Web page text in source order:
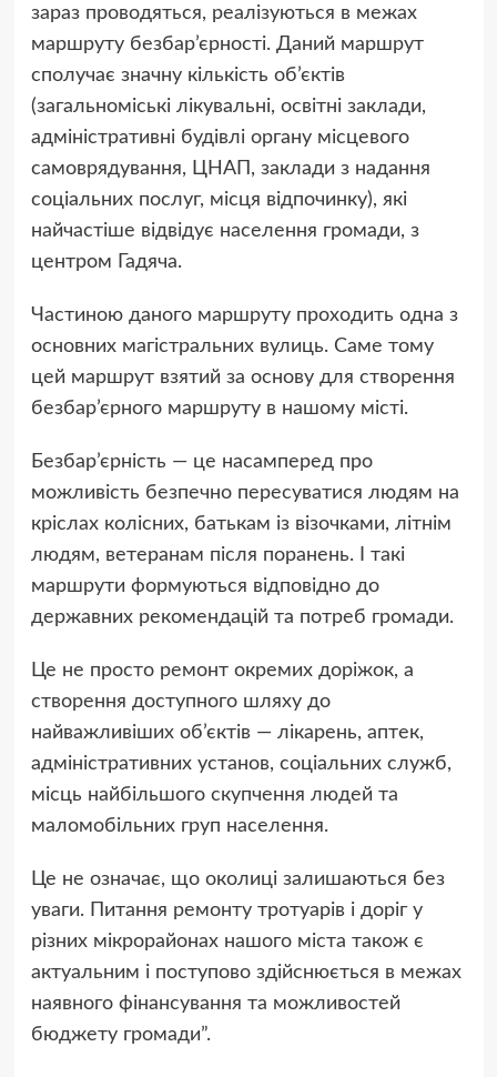
зараз проводяться, реалізуються в межах
маршруту безбар’єрності. Даний маршрут
сполучає значну кількість об’єктів
(загальноміські лікувальні, освітні заклади,
адміністративні будівлі органу місцевого
самоврядування, ЦНАП, заклади з надання
соціальних послуг, місця відпочинку), які
найчастіше відвідує населення громади, з
центром Гадяча.
Частиною даного маршруту проходить одна з
основних магістральних вулиць. Саме тому
цей маршрут взятий за основу для створення
безбар’єрного маршруту в нашому місті.
Безбар’єрність — це насамперед про
можливість безпечно пересуватися людям на
кріслах колісних, батькам із візочками, літнім
людям, ветеранам після поранень. І такі
маршрути формуються відповідно до
державних рекомендацій та потреб громади.
Це не просто ремонт окремих доріжок, а
створення доступного шляху до
найважливіших об’єктів — лікарень, аптек,
адміністративних установ, соціальних служб,
місць найбільшого скупчення людей та
маломобільних груп населення.
Це не означає, що околиці залишаються без
уваги. Питання ремонту тротуарів і доріг у
різних мікрорайонах нашого міста також є
актуальним і поступово здійснюється в межах
наявного фінансування та можливостей
бюджету громади”.